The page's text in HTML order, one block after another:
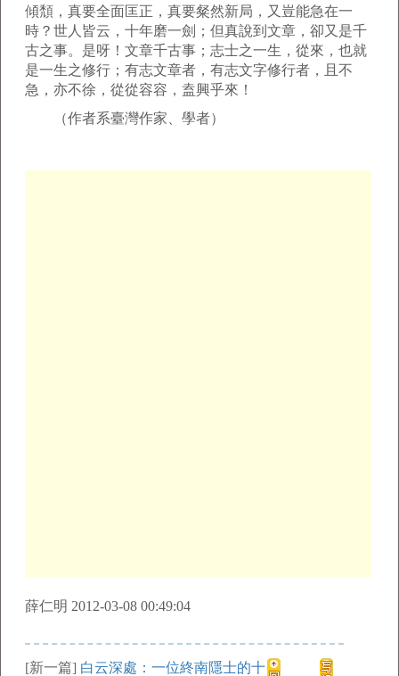
傾頹，真要全面匡正，真要粲然新局，又豈能急在一
時？世人皆云，十年磨一劍；但真說到文章，卻又是千
古之事。是呀！文章千古事；志士之一生，從來，也就
是一生之修行；有志文章者，有志文字修行者，且不
急，亦不徐，從從容容，盍興乎來！
（作者系臺灣作家、學者）
薛仁明 2012-03-08 00:49:04
[新一篇] 白云深處：一位終南隱士的十